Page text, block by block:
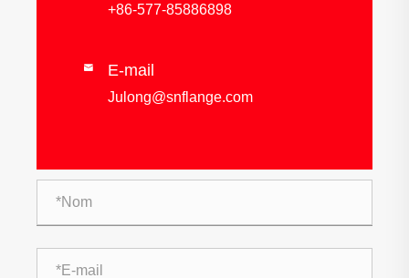
+86-577-85886898
 E-mail
Julong@snflange.com